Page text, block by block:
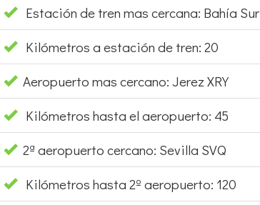
Estación de tren mas cercana: Bahía Sur
Kilómetros a estación de tren: 20
Aeropuerto mas cercano: Jerez XRY
Kilómetros hasta el aeropuerto: 45
2ª aeropuerto cercano: Sevilla SVQ
Kilómetros hasta 2º aeropuerto: 120